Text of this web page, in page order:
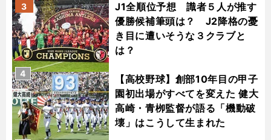
J1全順位予想 識者５人が推す
優勝候補筆頭は？ J2降格の憂
き目に遭いそうな３クラブと
は？
3
【高校野球】創部10年目の甲子
園初出場がすべてを変えた 健大
高崎・青栁監督が語る「機動破
壊」はこうして生まれた
4